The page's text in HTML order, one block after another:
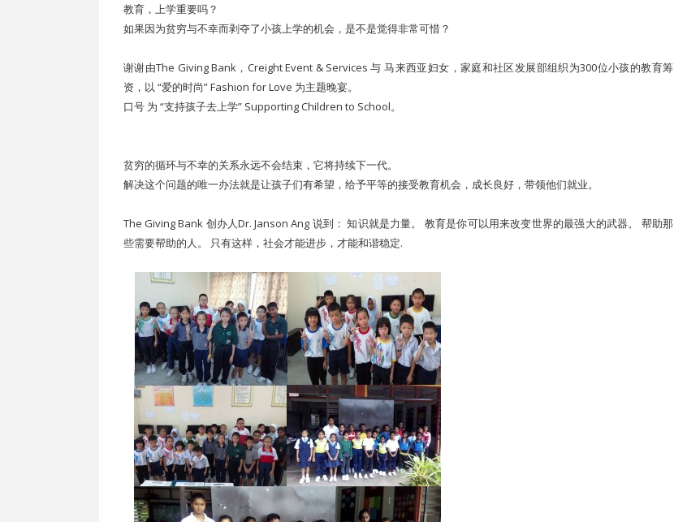
教育，上学重要吗？
如果因为贫穷与不幸而剥夺了小孩上学的机会，是不是觉得非常可惜？
谢谢由The Giving Bank，Creight Event & Services 与 马来西亚妇女，家庭和社区发展部组织为300位小孩的教育筹
资，以 “爱的时尚” Fashion for Love 为主题晚宴。
口号 为 “支持孩子去上学” Supporting Children to School。
贫穷的循环与不幸的关系永远不会结束，它将持续下一代。
解决这个问题的唯一办法就是让孩子们有希望，给予平等的接受教育机会，成长良好，带领他们就业。
The Giving Bank 创办人Dr. Janson Ang 说到： 知识就是力量。 教育是你可以用来改变世界的最强大的武器。 帮助那
些需要帮助的人。 只有这样，社会才能进步，才能和谐稳定.